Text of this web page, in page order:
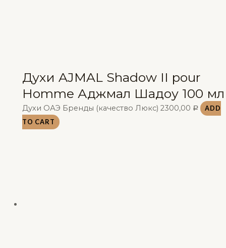
Духи AJMAL Shadow II pour
Homme Аджмал Шадоу 100 мл
Духи ОАЭ Бренды (качество Люкс) 2300,00 Р
ADD
TO CART